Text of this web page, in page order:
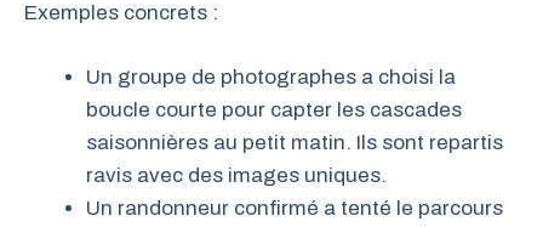
Exemples concrets :
Un groupe de photographes a choisi la
boucle courte pour capter les cascades
saisonnières au petit matin. Ils sont repartis
ravis avec des images uniques.
Un randonneur confirmé a tenté le parcours